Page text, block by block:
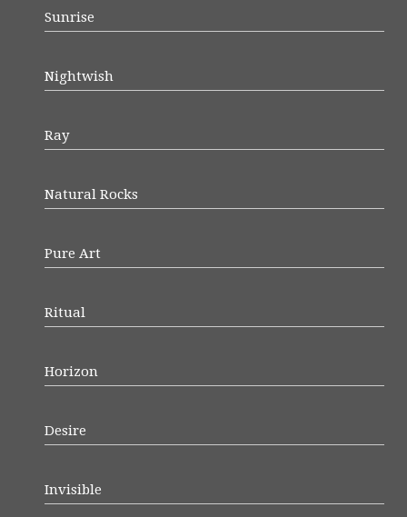
Sunrise
Nightwish
Ray
Natural Rocks
Pure Art
Ritual
Horizon
Desire
Invisible